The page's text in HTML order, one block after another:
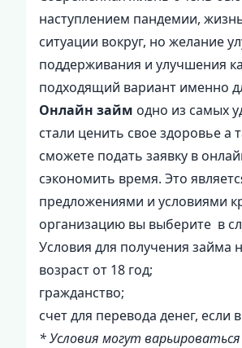
наступлением пандемии,
ситуации вокруг, но желание
поддерживания и улучшения
подходящий вариант именно
Онлайн займ одно из самых
стали ценить свое здоровье
сможете подать заявку в
сэкономить время. Это
предложениями и условиями
организацию вы выберите в
Условия для получения займа
возраст от 18 год;
гражданство;
счет для перевода денег,
* Условия могут